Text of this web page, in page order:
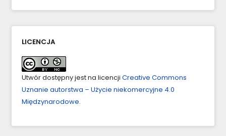
LICENCJA
Utwór dostępny jest na licencji Creative Commons
Uznanie autorstwa – Użycie niekomercyjne 4.0
Międzynarodowe.